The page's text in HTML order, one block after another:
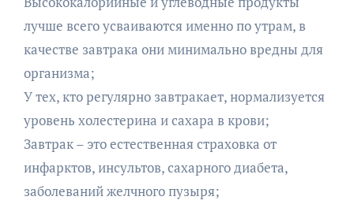
лучше всего усваиваются именно по утрам, в
качестве завтрака они минимально вредны для
организма;
У тех, кто регулярно завтракает, нормализуется
уровень холестерина и сахара в крови;
Завтрак – это естественная страховка от
инфарктов, инсультов, сахарного диабета,
заболеваний желчного пузыря;